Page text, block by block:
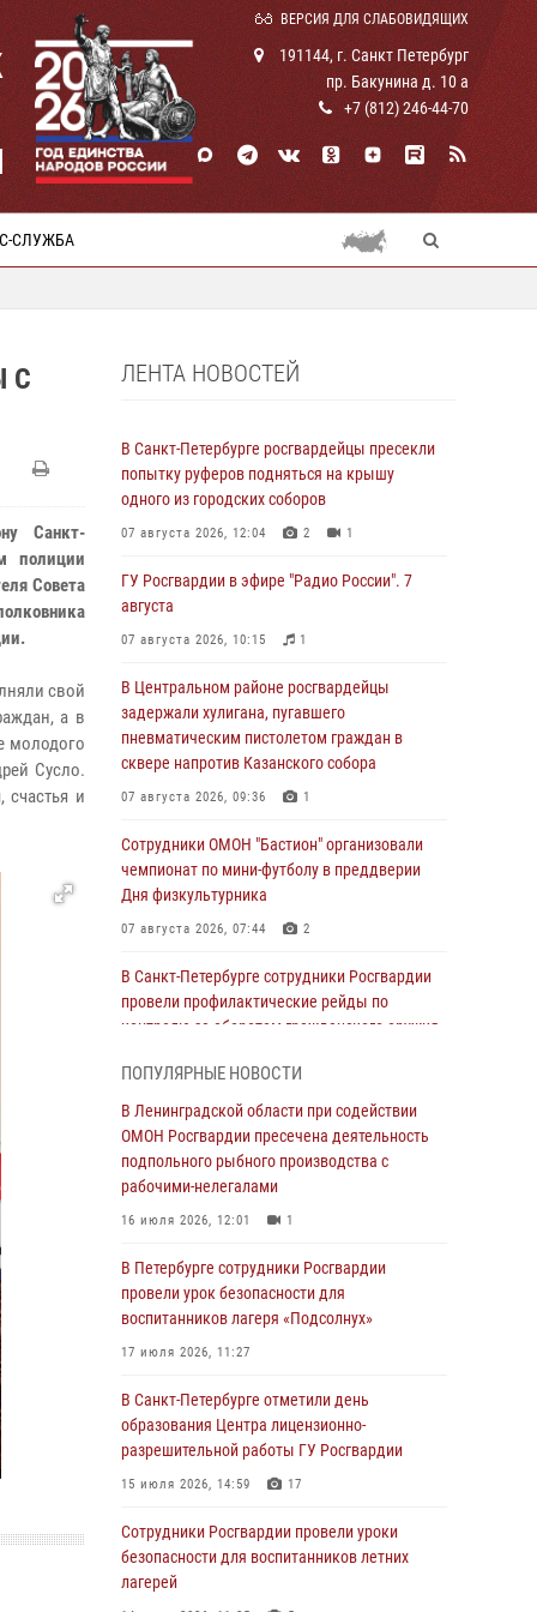
ВЕРСИЯ ДЛЯ СЛАБОВИДЯЩИХ
191144, г. Санкт Петербург
пр. Бакунина д. 10 а
+7 (812) 246-44-70
СЛУЖБА
С
Санкт-
полиции
Совета
свой
а в
молодого
Сусло.
счастья и
ЛЕНТА НОВОСТЕЙ
В Санкт-Петербурге росгвардейцы пресекли
попытку руферов подняться на крышу
одного из городских соборов
07 августа 2026, 12:04 2 1
ГУ Росгвардии в эфире "Радио России". 7
августа
07 августа 2026, 10:15 1
В Центральном районе росгвардейцы
задержали хулигана, пугавшего
пневматическим пистолетом граждан в
сквере напротив Казанского собора
07 августа 2026, 09:36 1
Сотрудники ОМОН "Бастион" организовали
чемпионат по мини-футболу в преддверии
Дня физкультурника
07 августа 2026, 07:44 2
В Санкт-Петербурге сотрудники Росгвардии
провели профилактические рейды по
контролю за оборотом гражданского оружия
В Красносельском районе наряд Росгвардии
задержал правонарушителя, угрожавшего 17-
летнему подростку травматическим оружием
06 августа 2026, 13:39
оперативно задержали хулигана,
стрелявшего из пускового устройства рядом
с жилыми домами
06 августа 2026, 11:36
Сотрудники и военнослужащие Росгвардии
обеспечили правопорядок при проведении
матча "Зенит" - "Балтика"
06 августа 2026, 07:30 10
В Выборгском районе наряд Росгвардии
обнаружил разыскиваемый преступный
автотранспорт
ПОПУЛЯРНЫЕ НОВОСТИ
В Ленинградской области при содействии
ОМОН Росгвардии пресечена деятельность
подпольного рыбного производства с
рабочими-нелегалами
16 июля 2026, 12:01 1
В Петербурге сотрудники Росгвардии
провели урок безопасности для
воспитанников лагеря «Подсолнух»
17 июля 2026, 11:27
В Санкт-Петербурге отметили день
образования Центра лицензионно-
разрешительной работы ГУ Росгвардии
15 июля 2026, 14:59 17
Сотрудники Росгвардии провели уроки
безопасности для воспитанников летних
лагерей